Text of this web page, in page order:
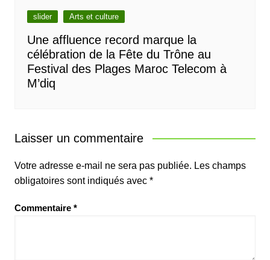
slider Arts et culture
Une affluence record marque la
célébration de la Fête du Trône au
Festival des Plages Maroc Telecom à
M’diq
Laisser un commentaire
Votre adresse e-mail ne sera pas publiée. Les champs
obligatoires sont indiqués avec *
Commentaire *